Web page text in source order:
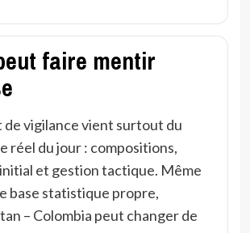
faire mentir
de vigilance vient surtout du
réel du jour : compositions,
et gestion tactique. Même
base statistique propre,
– Colombia peut changer de